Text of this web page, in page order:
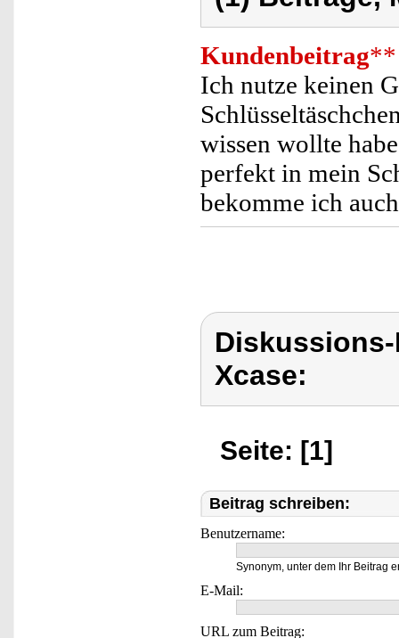
Kundenbeitrag**
Ich nutze keinen
wissen wollte
perfekt in mein
bekomme ich
Xcase:
Seite: [1]
Beitrag schreiben:
Benutzername:
Synonym, unter dem Ihr Beitrag
E-Mail:
URL zum Beitrag: